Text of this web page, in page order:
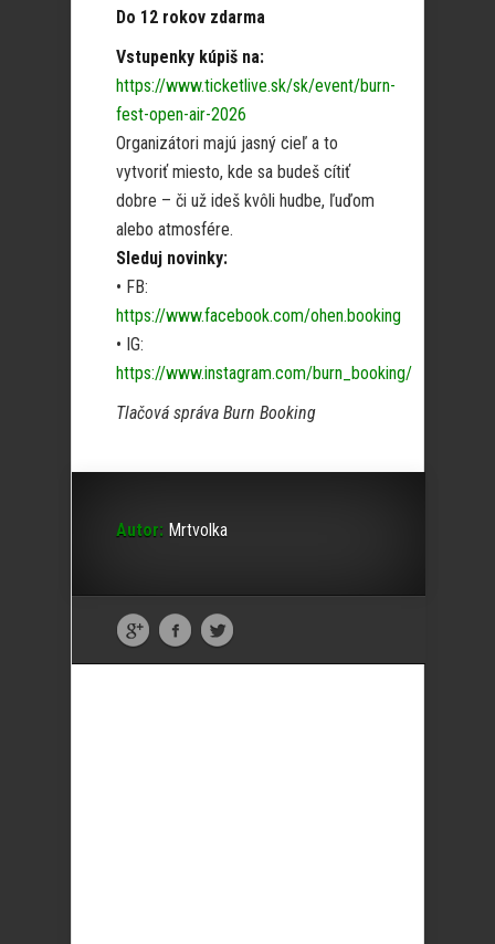
Do 12 rokov zdarma
Vstupenky kúpiš na:
https://www.ticketlive.sk/sk/event/burn-
fest-open-air-2026
Organizátori majú jasný cieľ a to
vytvoriť miesto, kde sa budeš cítiť
dobre – či už ideš kvôli hudbe, ľuďom
alebo atmosfére.
Sleduj novinky:
• FB:
https://www.facebook.com/ohen.booking
• IG:
https://www.instagram.com/burn_booking/
Tlačová správa Burn Booking
Autor: Mrtvolka